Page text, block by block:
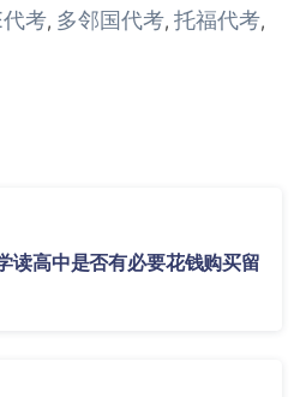
代考, 多邻国代考, 托福代考,
读高中是否有必要花钱购买留